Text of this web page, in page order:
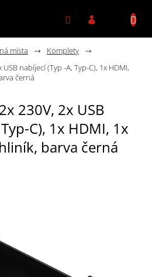
místa
Komplety
nabíjecí (Typ -A, Typ-C), 1x HDMI,
černá
230V, 2x USB
C), 1x HDMI, 1x
barva černá